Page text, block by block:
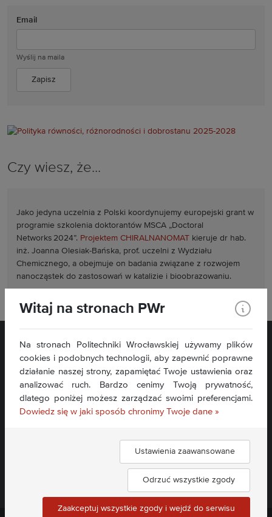
Email
Wyślij na maila
Czy wiesz, że...
Jako jedyna uczelnia z Polski koordynujemy europejski grant w
programie szkolenia doktorantów MSCA „Doctoral
Networks 2024”. Projektem CHIRALNANOMAT kieruje dr hab.
inż. Joanna Olesiak-Bańska, prof. uczelni z Wydziału
Chemicznego, a obejmuje on badania związane z rozwojem
nanocząstek do zastosowań w katalizie i bioobrazowaniu.
Witaj na stronach PWr
Na stronach Politechniki Wrocławskiej używamy plików
cookies i podobnych technologii, aby zapewnić poprawne
działanie naszej strony, zapamiętać Twoje ustawienia oraz
analizować ruch. Bardzo cenimy Twoją prywatność,
dlatego poniżej możesz zarządzać swoimi preferencjami.
Dowiedz się w jaki sposób chronimy Twoje dane »
Ustawienia zaawansowane
Odrzuć wszystkie zgody
Zaakceptuj wszystkie zgody i wejdź do serwisu